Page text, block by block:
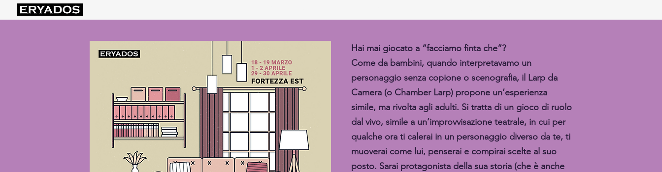
Hai mai giocato a “facciamo finta che”?
Come da bambini, quando interpretavamo un
personaggio senza copione o scenografia, il Larp da
Camera (o Chamber Larp) propone un’esperienza
simile, ma rivolta agli adulti. Si tratta di un gioco di ruolo
dal vivo, simile a un’improvvisazione teatrale, in cui per
qualche ora ti calerai in un personaggio diverso da te, ti
muoverai come lui, penserai e compirai scelte al suo
posto. Sarai protagonista della sua storia (che è anche